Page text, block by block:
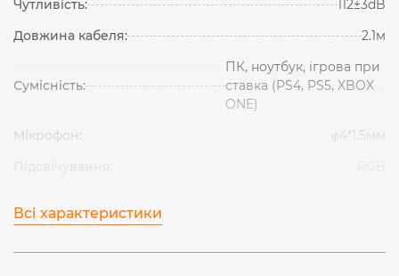
Чутливість:
112±3dB
Довжина кабеля:
2.1м
Сумісність:
ПК, ноутбук, ігрова при
ставка (PS4, PS5, XBOX
ONE)
Мікрофон:
φ4*1.5мм
Всі характеристики